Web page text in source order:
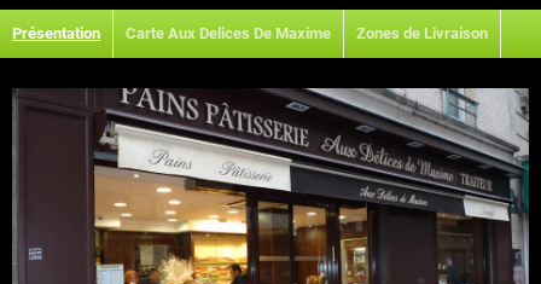
Présentation Carte Aux Delices De Maxime Zones de Livraison